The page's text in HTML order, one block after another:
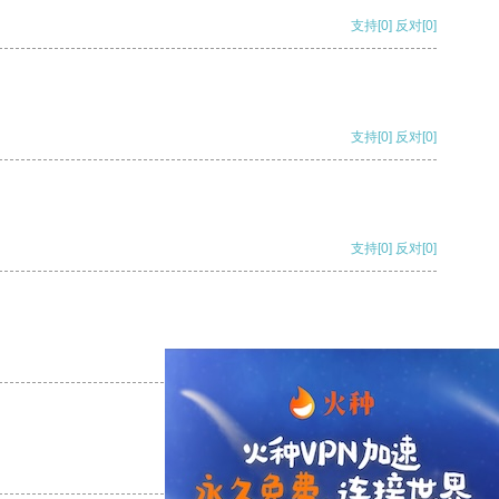
支持[0] 反对[0]
支持[0] 反对[0]
支持[0] 反对[0]
支持 [0] 反对 [0]